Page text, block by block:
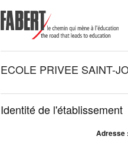
ECOLE PRIVEE SAINT-
Identité de l'établissement
Adresse :